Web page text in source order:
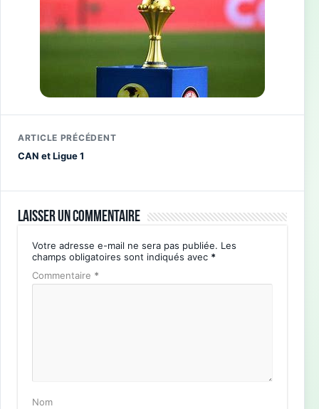
ARTICLE PRÉCÉDENT
CAN et Ligue 1
Laisser un commentaire
Votre adresse e-mail ne sera pas publiée. Les
champs obligatoires sont indiqués avec *
Commentaire *
Nom